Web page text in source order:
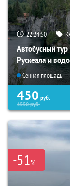
22:24:49
Автобусный
Рускеала и
Сенная площадь
450 руб.
4550руб.
-51%